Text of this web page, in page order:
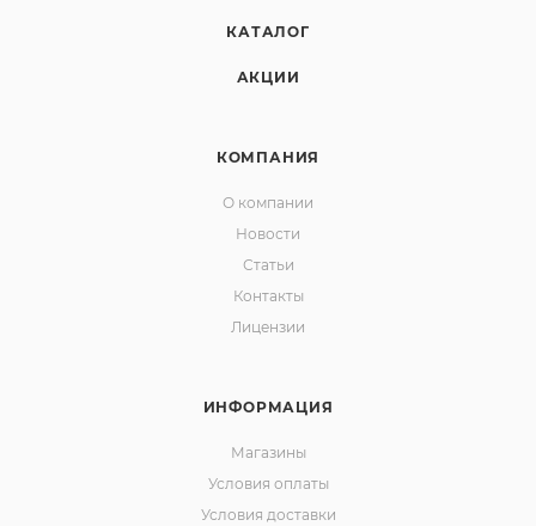
КАТАЛОГ
АКЦИИ
КОМПАНИЯ
О компании
Новости
Статьи
Контакты
Лицензии
ИНФОРМАЦИЯ
Магазины
Условия оплаты
Условия доставки